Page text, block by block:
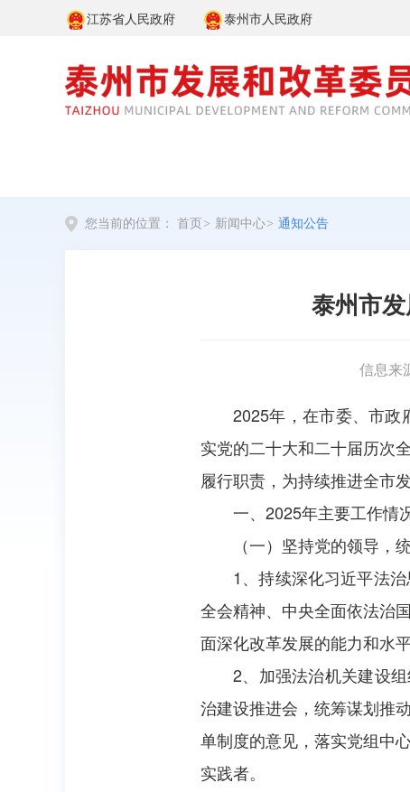
江苏省人民政府 泰州市人民政府
您当前的位置： 首页 > 新闻中心> 通知公告
泰州市
信息来
2025年，在市委、市政
实党的二十大和二十届历次
履行职责，为持续推进全市
一、2025年主要工作情
（一）坚持党的领导，
1、持续深化习近平法
全会精神、中央全面依法治
面深化改革发展的能力和水平
2、加强法治机关建设
治建设推进会，统筹谋划推
单制度的意见，落实党组中
实践者。